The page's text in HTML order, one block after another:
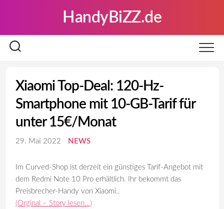
HandyBiZZ.de
Xiaomi Top-Deal: 120-Hz-
Smartphone mit 10-GB-Tarif für
unter 15€/Monat
29. Mai 2022 NEWS
Im Curved-Shop ist derzeit ein günstiges Tarif-Angebot mit
dem Redmi Note 10 Pro erhältlich. Ihr bekommt das
Preisbrecher-Handy von Xiaomi..
(Orginal – Story lesen…)